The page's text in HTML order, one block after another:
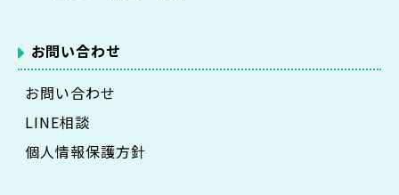
お問い合わせ
お問い合わせ
LINE相談
個人情報保護方針